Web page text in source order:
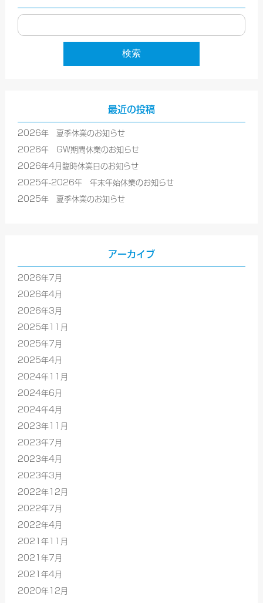
最近の投稿
2026年 夏季休業のお知らせ
2026年 GW期間休業のお知らせ
2026年4月臨時休業日のお知らせ
2025年-2026年 年末年始休業のお知らせ
2025年 夏季休業のお知らせ
アーカイブ
2026年7月
2026年4月
2026年3月
2025年11月
2025年7月
2025年4月
2024年11月
2024年6月
2024年4月
2023年11月
2023年7月
2023年4月
2023年3月
2022年12月
2022年7月
2022年4月
2021年11月
2021年7月
2021年4月
2020年12月